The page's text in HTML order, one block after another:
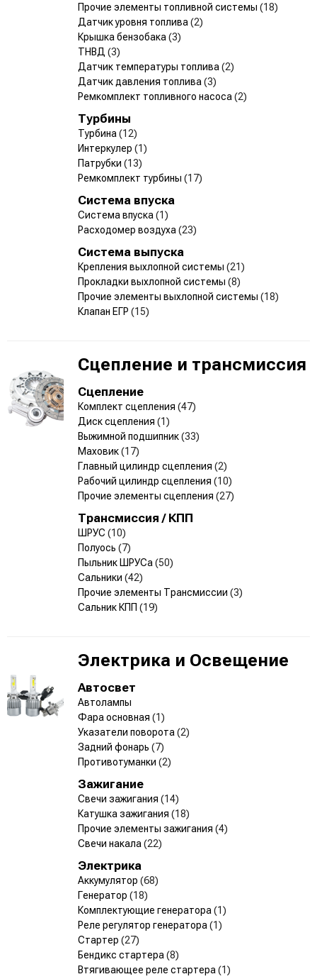
Прочие элементы топливной системы (18)
Датчик уровня топлива (2)
Крышка бензобака (3)
ТНВД (3)
Датчик температуры топлива (2)
Датчик давления топлива (3)
Ремкомплект топливного насоса (2)
Турбины
Турбина (12)
Интеркулер (1)
Патрубки (13)
Ремкомплект турбины (17)
Система впуска
Система впуска (1)
Расходомер воздуха (23)
Система выпуска
Крепления выхлопной системы (21)
Прокладки выхлопной системы (8)
Прочие элементы выхлопной системы (18)
Клапан ЕГР (15)
Сцепление и трансмиссия
Сцепление
Комплект сцепления (47)
Диск сцепления (1)
Выжимной подшипник(33)
Маховик(17)
Главный цилиндр сцепления (2)
Рабочий цилиндр сцепления (10)
Прочие элементы сцепления (27)
Трансмиссия / КПП
ШРУС (10)
Полуось (7)
Пыльник ШРУСа (50)
Сальники (42)
Прочие элементы Трансмиссии (3)
Сальник КПП (19)
Электрика и Освещение
Автосвет
Автолампы
Фара основная (1)
Указатели поворота (2)
Задний фонарь (7)
Противотуманки (2)
Зажигание
Свечи зажигания (14)
Катушка зажигания (18)
Прочие элементы зажигания (4)
Свечи накала (22)
Электрика
Аккумулятор (68)
Генератор (18)
Комплектующие генератора (1)
Реле регулятор генератора (1)
Стартер (27)
Бендикс стартера (8)
Втягивающее реле стартера (1)